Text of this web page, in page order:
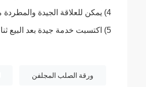
4) يمكن للعلاقة الجيدة والمطردة مع المصنوعات الكبيرة أن تجعل السعر منخفضًا جدًا ؛
5) اكتسبت خدمة جيدة بعد البيع ثناء كبيرا من العملاء في جميع أنحاء العالم.
ورقة الصلب المجلفن